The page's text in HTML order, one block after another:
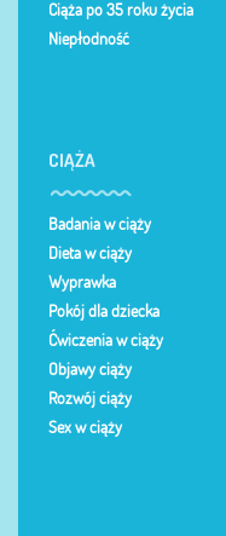
Ciąża po 35 roku życia
Niepłodność
CIĄŻA
Badania w ciąży
Dieta w ciąży
Wyprawka
Pokój dla dziecka
Ćwiczenia w ciąży
Objawy ciąży
Rozwój ciąży
Sex w ciąży